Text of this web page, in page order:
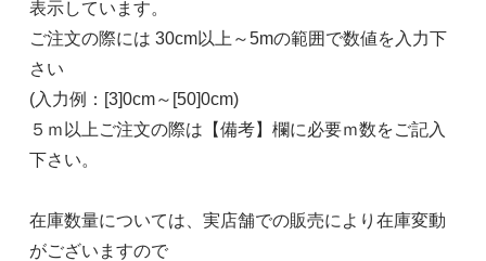
表示しています。
ご注文の際には 30cm以上～5mの範囲で数値を入力下
さい
(入力例：[3]0cm～[50]0cm)
５ｍ以上ご注文の際は【備考】欄に必要ｍ数をご記入
下さい。
在庫数量については、実店舗での販売により在庫変動
がございますので